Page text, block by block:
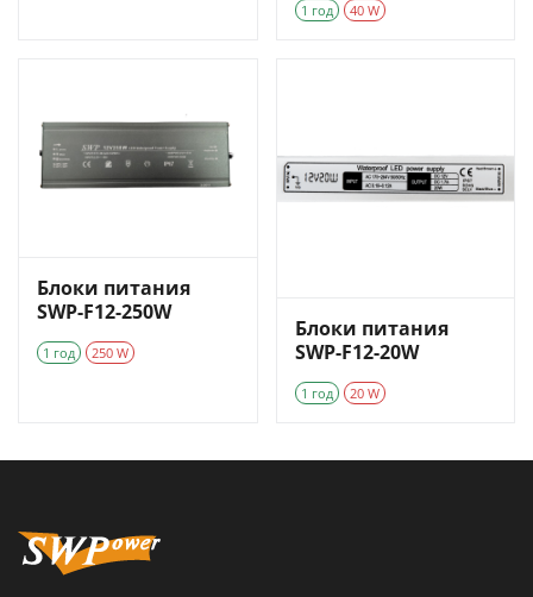
1 год 40 W
Блоки питания
SWP-F12-250W
1 год 250 W
Блоки питания
SWP-F12-20W
1 год 20 W